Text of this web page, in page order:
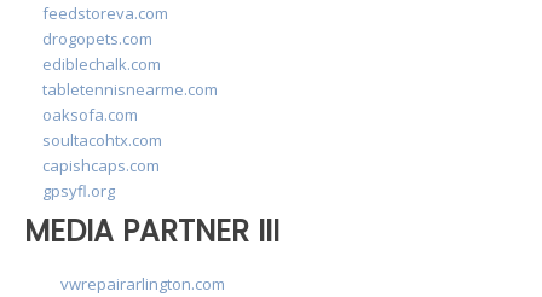
feedstoreva.com
drogopets.com
ediblechalk.com
tabletennisnearme.com
oaksofa.com
soultacohtx.com
capishcaps.com
gpsyfl.org
MEDIA PARTNER III
vwrepairarlington.com